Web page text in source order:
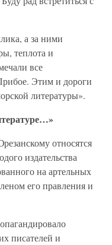
а за ними
теплота и
все
Этим и дороги
литературы».
относятся
издательства
на артельных
его правления и
писателей и